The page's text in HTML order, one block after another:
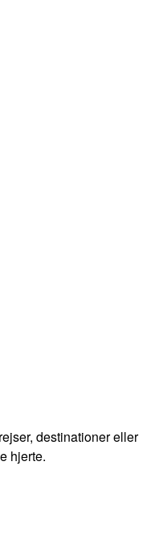
destinationer eller
hjerte.